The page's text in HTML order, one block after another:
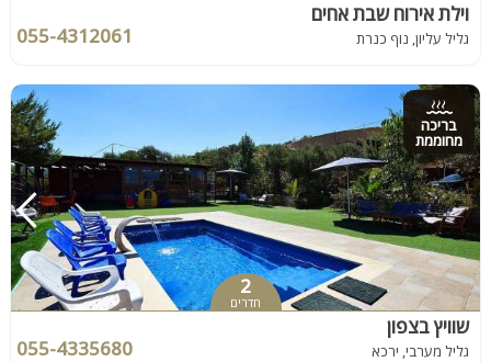
וילת אירוח שבת אחים
גליל עליון, נוף כנרת 055-4312061
בריכה
מחוממת
2
חדרים
שוויץ בצפון
גליל מערבי, ירכא 055-4335680